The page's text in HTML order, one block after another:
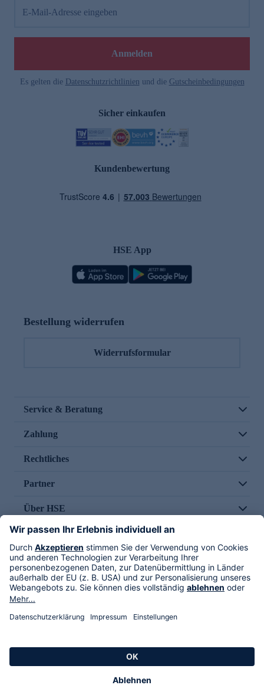
E-Mail-Adresse eingeben
Anmelden
Es gelten die Datenschutzrichtlinien und die Gutscheinbedingungen
Sicher einkaufen
Kundenbewertung
HSE App
Bestellung widerrufen
Widerrufsformular
Service & Beratung
Zahlung
Rechtliches
Partner
Über HSE
Im TV
HSE International